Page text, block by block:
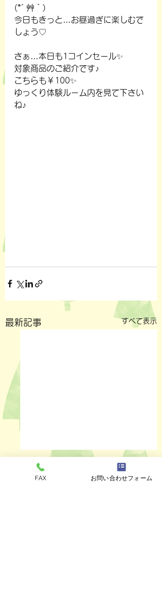
(*´ 艸｀)
今日もきっと…お昼過ぎに楽しむで
しょう♡
さぁ…本日も1コインセール✨
対象商品のご紹介です♪
こちらも￥100✨
ゆっくり体験ルーム内を見て下さい
ね♪
最新記事 すべて表示
FAX お問い合わせフォーム